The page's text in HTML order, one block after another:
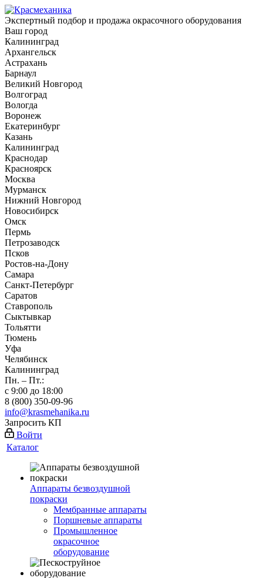
Экспертный подбор и продажа окрасочного оборудования
Ваш город
Калининград
Архангельск
Астрахань
Барнаул
Великий Новгород
Волгоград
Вологда
Воронеж
Екатеринбург
Казань
Калининград
Краснодар
Красноярск
Москва
Мурманск
Нижний Новгород
Новосибирск
Омск
Пермь
Петрозаводск
Псков
Ростов-на-Дону
Самара
Санкт-Петербург
Саратов
Ставрополь
Сыктывкар
Тольятти
Тюмень
Уфа
Челябинск
Калининград
Пн. – Пт.:
с 9:00 до 18:00
8 (800) 350-09-96
info@krasmehanika.ru
Запросить КП
Войти
Каталог
Аппараты безвоздушной
покраски
Мембранные аппараты
Поршневые аппараты
Промышленное
окрасочное
оборудование